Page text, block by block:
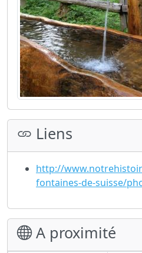
Liens
http://
fontaines-de-suisse/
A proximité